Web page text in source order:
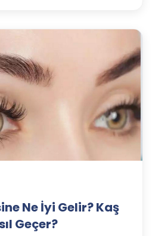
Ne İyi Gelir? Kaş
Geçer?